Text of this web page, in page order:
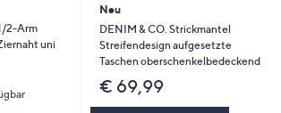
2-Arm
uni
Neu
DENIM & CO. Strickmantel
Streifendesign aufgesetzte
Taschen oberschenkelbedeckend
€ 69,99